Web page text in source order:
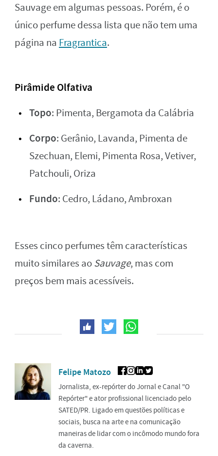
Sauvage em algumas pessoas. Porém, é o
único perfume dessa lista que não tem uma
página na Fragrantica.
Pirâmide Olfativa
Topo: Pimenta, Bergamota da Calábria
Corpo: Gerânio, Lavanda, Pimenta de
Szechuan, Elemi, Pimenta Rosa, Vetiver,
Patchouli, Oriza
Fundo: Cedro, Ládano, Ambroxan
Esses cinco perfumes têm características
muito similares aoSauvage, mas com
preços bem mais acessíveis.
Felipe Matozo
Jornalista, ex-repórter do Jornal e Canal "O
Repórter" e ator profissional licenciado pelo
SATED/PR. Ligado em questões políticas e
sociais, busca na arte e na comunicação
maneiras de lidar com o incômodo mundo fora
da caverna.